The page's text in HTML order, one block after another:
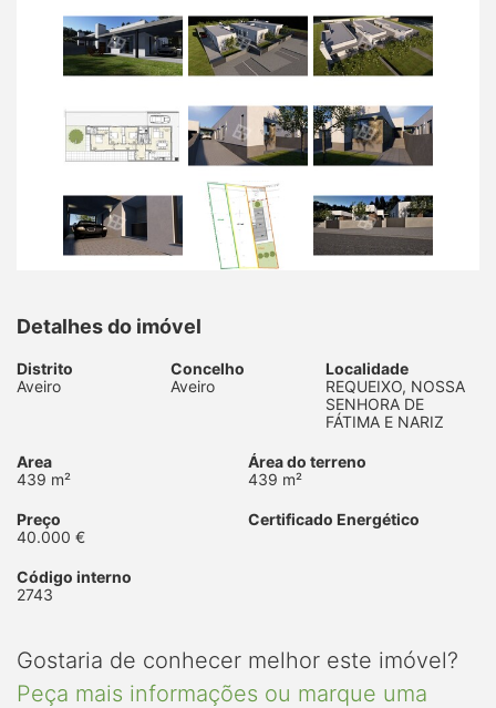
Detalhes do imóvel
Distrito
Aveiro
Concelho
Aveiro
Localidade
REQUEIXO, NOSSA
SENHORA DE
FÁTIMA E NARIZ
Area
439 m²
Área do terreno
439 m²
Preço
40.000 €
Certificado Energético
Código interno
2743
Gostaria de conhecer melhor este imóvel?
Peça mais informações ou marque uma